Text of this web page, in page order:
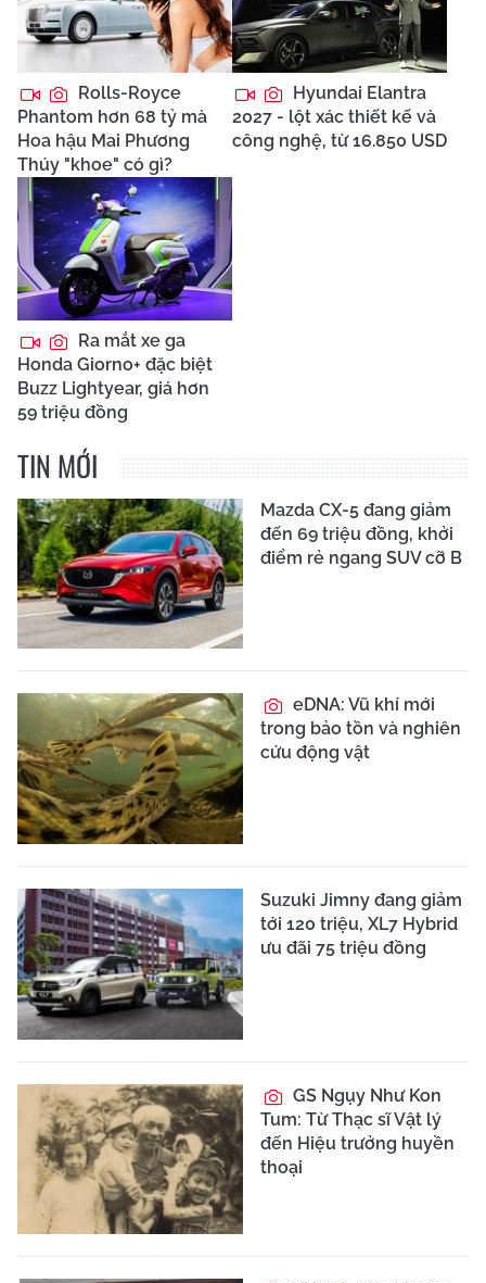
Rolls-Royce
Phantom hơn 68 tỷ mà
Hoa hậu Mai Phương
Thúy "khoe" có gì?
Hyundai Elantra
2027 - lột xác thiết kế và
công nghệ, từ 16.850 USD
Ra mắt xe ga
Honda Giorno+ đặc biệt
Buzz Lightyear, giá hơn
59 triệu đồng
TIN MỚI
Mazda CX-5 đang giảm
đến 69 triệu đồng, khởi
điểm rẻ ngang SUV cỡ B
eDNA: Vũ khí mới
trong bảo tồn và nghiên
cứu động vật
Suzuki Jimny đang giảm
tới 120 triệu, XL7 Hybrid
ưu đãi 75 triệu đồng
GS Ngụy Như Kon
Tum: Từ Thạc sĩ Vật lý
đến Hiệu trưởng huyền
thoại